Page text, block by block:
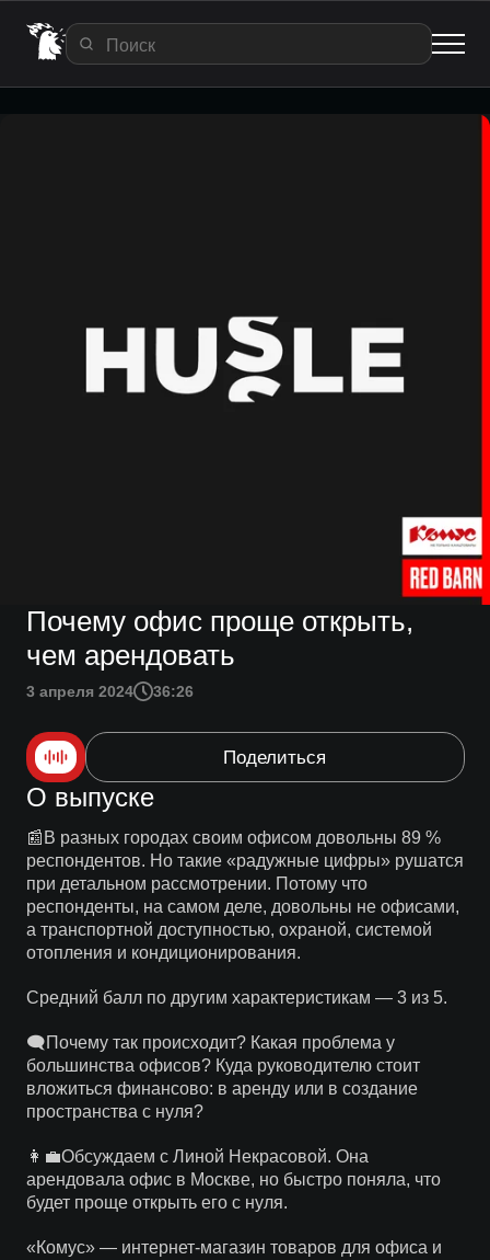
Почему офис проще открыть,
чем арендовать
3 апреля 2024 36:26
Поделиться
О выпуске
📰В разных городах своим офисом довольны 89 %
респондентов. Но такие «радужные цифры» рушатся
при детальном рассмотрении. Потому что
респонденты, на самом деле, довольны не офисами,
а транспортной доступностью, охраной, системой
отопления и кондиционирования.
Средний балл по другим характеристикам — 3 из 5.
🗨Почему так происходит? Какая проблема у
большинства офисов? Куда руководителю стоит
вложиться финансово: в аренду или в создание
пространства с нуля?
👩‍💼Обсуждаем с Линой Некрасовой. Она
арендовала офис в Москве, но быстро поняла, что
будет проще открыть его с нуля.
«Комус» — интернет-магазин товаров для офиса и